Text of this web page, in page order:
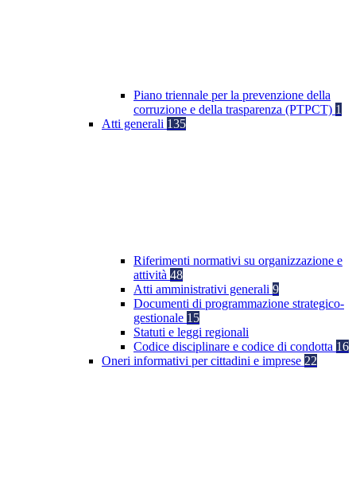
Piano triennale per la prevenzione della
corruzione e della trasparenza (PTPCT) 1
Atti generali 135
Riferimenti normativi su organizzazione e
attività 48
Atti amministrativi generali 9
Documenti di programmazione strategico-
gestionale 15
Statuti e leggi regionali
Codice disciplinare e codice di condotta 16
Oneri informativi per cittadini e imprese 22